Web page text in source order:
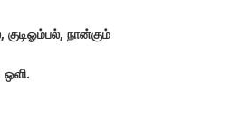
நான்கும்